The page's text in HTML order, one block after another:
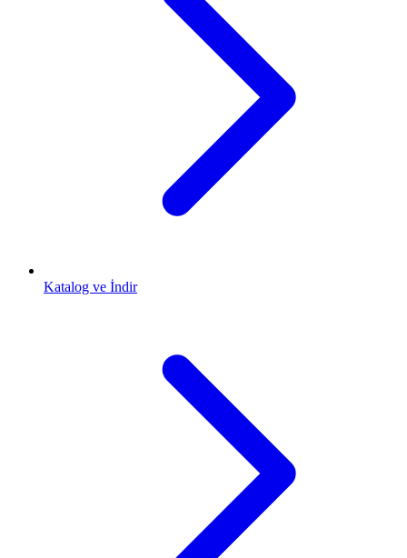
Katalog ve İndir